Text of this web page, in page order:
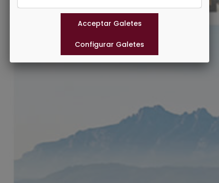
Municipis